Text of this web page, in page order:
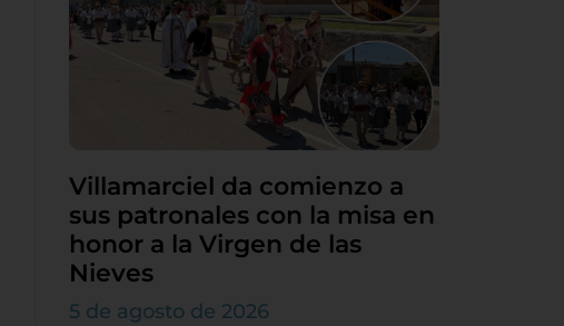
Villamarciel da comienzo a
sus patronales con la misa en
honor a la Virgen de las
Nieves
5 de agosto de 2026